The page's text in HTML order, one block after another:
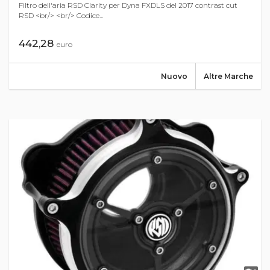
Filtro dell'aria RSD Clarity per Dyna FXDLS del 2017 contrast cut
RSD <br/> <br/> Codice...
442,28 euro
Altre Marche
Nuovo